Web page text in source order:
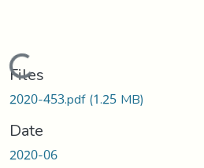
Loading...
Files
2020-453.pdf(1.25 MB)
Date
2020-06